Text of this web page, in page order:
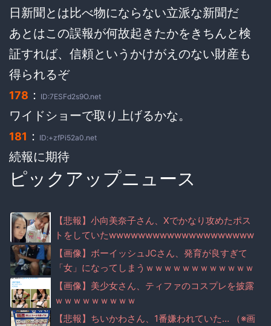
日新聞とは比べ物にならない立派な新聞だ
あとはこの誤報が何故起きたかをきちんと検
証すれば、信頼というかけがえのない財産も
得られるぞ
178 ： ID:7ESFd2s9O.net
ワイドショーで取り上げるかな。
181 ： ID:+zfPi52a0.net
続報に期待
ピックアップニュース
【悲報】小向美奈子さん、Xでかなり攻めたポス
トをしていたwwwwwwwwwwwwwwwwwwww
wwww
【画像】ボーイッシュJCさん、発育が良すぎて
「女」になってしまうｗｗｗｗｗｗｗｗｗｗｗｗ
ｗｗｗｗｗ
【画像】美少女さん、ティファのコスプレを披露
ｗｗｗｗｗｗｗｗｗ
【悲報】ちいかわさん、1番嫌われていた… （※画